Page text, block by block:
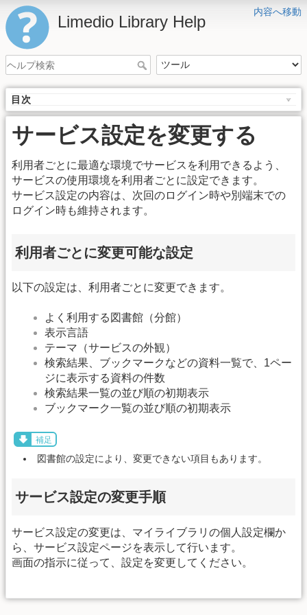
内容へ移動
Limedio Library Help
目次
サービス設定を変更する
利用者ごとに最適な環境でサービスを利用できるよう、
サービスの使用環境を利用者ごとに設定できます。
サービス設定の内容は、次回のログイン時や別端末での
ログイン時も維持されます。
利用者ごとに変更可能な設定
以下の設定は、利用者ごとに変更できます。
よく利用する図書館（分館）
表示言語
テーマ（サービスの外観）
検索結果、ブックマークなどの資料一覧で、1ペー
ジに表示する資料の件数
検索結果一覧の並び順の初期表示
ブックマーク一覧の並び順の初期表示
補足
図書館の設定により、変更できない項目もあります。
サービス設定の変更手順
サービス設定の変更は、マイライブラリの個人設定欄か
ら、サービス設定ページを表示して行います。
画面の指示に従って、設定を変更してください。